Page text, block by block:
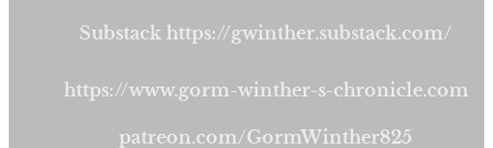
Substack https://gwinther.substack.com/
https://www.gorm-winther-s-chronicle.com
patreon.com/GormWinther825